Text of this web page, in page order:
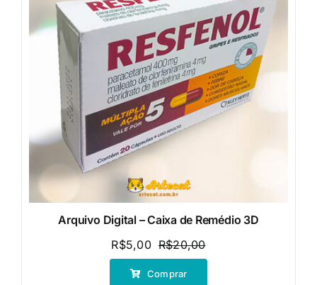
Arquivo Digital – Caixa de Remédio 3D
R$20,00O
preço
R$5,00
O
preço
Comprar